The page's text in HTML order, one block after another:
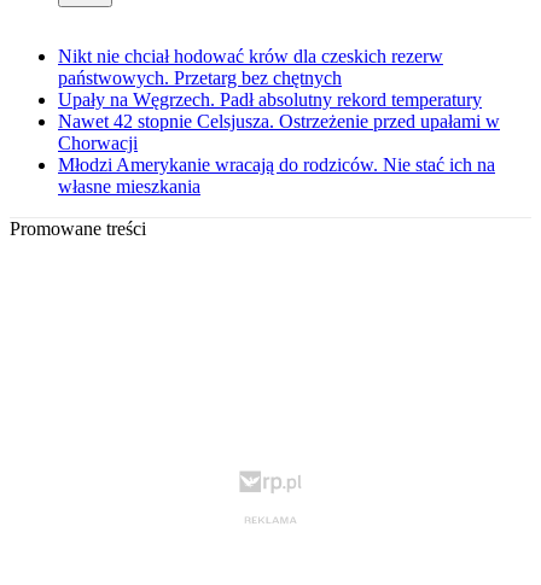
Nikt nie chciał hodować krów dla czeskich rezerw
państwowych. Przetarg bez chętnych
Upały na Węgrzech. Padł absolutny rekord temperatury
Nawet 42 stopnie Celsjusza. Ostrzeżenie przed upałami w
Chorwacji
Młodzi Amerykanie wracają do rodziców. Nie stać ich na
własne mieszkania
Promowane treści